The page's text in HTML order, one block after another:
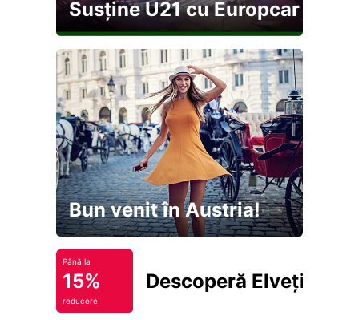
Susține U21 cu Europcar
Bun venit în Austria!
Până la
15%
reducere
Descoperă Elveția